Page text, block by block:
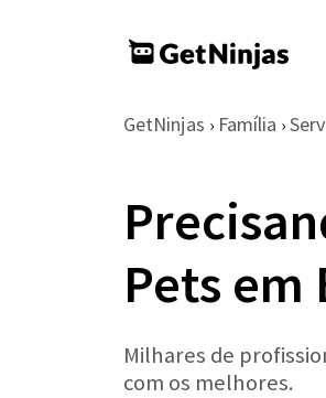
GetNinjas › Família ›
Pets em
Milhares de
com os melhores.